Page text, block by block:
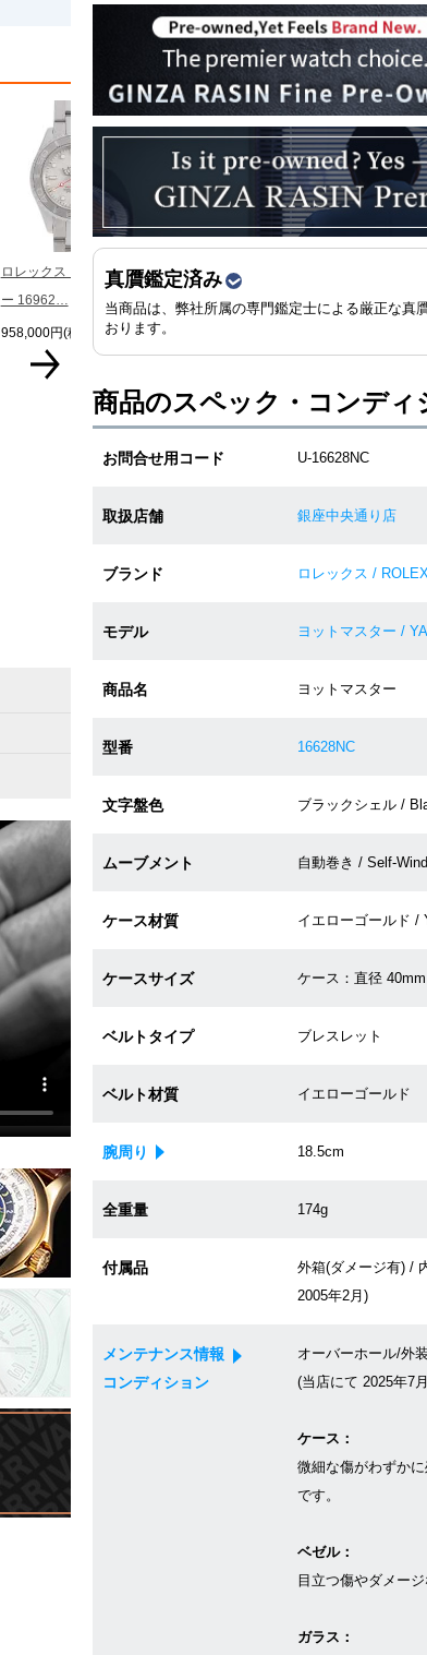
ロレックス ヨットマスタ
ー 16962…
958,000円(税込)
真贋鑑定済み
当商品は、弊社所属の専門鑑定士による厳正な真
おります。
商品のスペック・コンディ
お問合せ用コード U-16628NC
取扱店舗 銀座中央通り店
ブランド ロレックス / ROLEX
モデル ヨットマスター /
商品名 ヨットマスター
型番 16628NC
文字盤色 ブラックシェル /
ムーブメント 自動巻き / Self-
ケース材質 イエローゴールド /
ケースサイズ ケース：直径 40mm
ベルトタイプ ブレスレット
ベルト材質 イエローゴールド
腕周り 18.5cm
全重量 174g
付属品
外箱(ダメージ有) /
2005年2月)
メンテナンス情報
コンディション
オーバーホール/外
(当店にて 2025年7
ケース：
微細な傷がわずか
です。
ベゼル：
目立つ傷やダメージ
ガラス：